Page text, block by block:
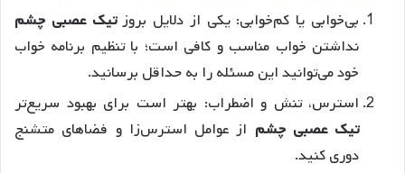
بی‌خوابی یا کم‌خوابی: یکی از دلایل بروزتیک عصبی چشم
نداشتن خواب مناسب و کافی است؛ با تنظیم برنامه خواب
خود می‌توانید این مسئله را به حداقل برسانید.
استرس، تنش و اضطراب: بهتر است برای بهبود سریع‌تر
تیک عصبی چشم از عوامل استرس‌زا و فضاهای متشنج
دوری کنید.